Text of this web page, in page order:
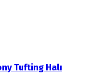
Tufting Halı